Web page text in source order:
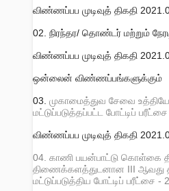
விண்ணப்பப முடிவுத் திகதி
02. நிரந்தர/ தொண்டர் மற்றும்
விண்ணப்பப முடிவுத் திகதி
ஒன்லைன் விண்ணப்பங்களுக்கும்
03. முகாமைத்துவ சேவை
மட்டுப்படுத்தப்பட்ட போட்டிப்
விண்ணப்பப முடிவுத் திகதி
04. காணி பயன்பாட்டு கொள்கை
திணைக்களத்துடனான III ஆவது
மட்டுப்படுத்திய போட்டிப்